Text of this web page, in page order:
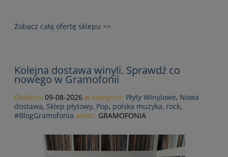
Zobacz całą ofertę sklepu >>
Kolejna dostawa winyli. Sprawdź co
nowego w Gramofonii
Dodano: 09-08-2026 w kategorii: Płyty Winylowe, Nowa
dostawa, Sklep płytowy, Pop, polska muzyka, rock,
#BlogGramofonia autor: GRAMOFONIA